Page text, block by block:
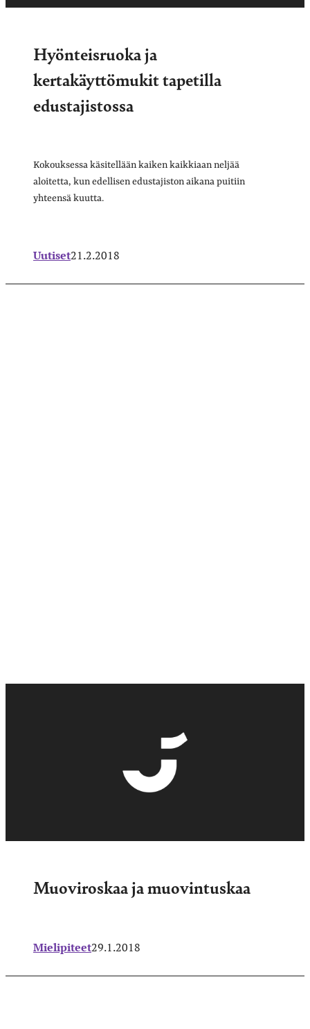
Hyönteisruoka ja
kertakäyttömukit tapetilla
edustajistossa
Kokouksessa käsitellään kaiken kaikkiaan neljää
aloitetta, kun edellisen edustajiston aikana puitiin
yhteensä kuutta.
Uutiset21.2.2018
Muoviroskaa ja muovintuskaa
Mielipiteet29.1.2018